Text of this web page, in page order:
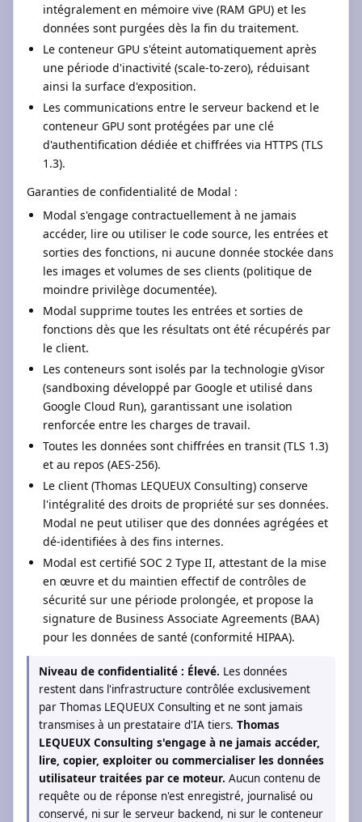
intégralement en mémoire vive (RAM GPU) et les
données sont purgées dès la fin du traitement.
Le conteneur GPU s'éteint automatiquement après
une période d'inactivité (scale-to-zero), réduisant
ainsi la surface d'exposition.
Les communications entre le serveur backend et le
conteneur GPU sont protégées par une clé
d'authentification dédiée et chiffrées via HTTPS (TLS
1.3).
Garanties de confidentialité de Modal :
Modal s'engage contractuellement à ne jamais
accéder, lire ou utiliser le code source, les entrées et
sorties des fonctions, ni aucune donnée stockée dans
les images et volumes de ses clients (politique de
moindre privilège documentée).
Modal supprime toutes les entrées et sorties de
fonctions dès que les résultats ont été récupérés par
le client.
Les conteneurs sont isolés par la technologie gVisor
(sandboxing développé par Google et utilisé dans
Google Cloud Run), garantissant une isolation
renforcée entre les charges de travail.
Toutes les données sont chiffrées en transit (TLS 1.3)
et au repos (AES-256).
Le client (Thomas LEQUEUX Consulting) conserve
l'intégralité des droits de propriété sur ses données.
Modal ne peut utiliser que des données agrégées et
dé-identifiées à des fins internes.
Modal est certifié SOC 2 Type II, attestant de la mise
en œuvre et du maintien effectif de contrôles de
sécurité sur une période prolongée, et propose la
signature de Business Associate Agreements (BAA)
pour les données de santé (conformité HIPAA).
Niveau de confidentialité : Élevé. Les données
restent dans l'infrastructure contrôlée exclusivement
par Thomas LEQUEUX Consulting et ne sont jamais
transmises à un prestataire d'IA tiers. Thomas
LEQUEUX Consulting s'engage à ne jamais accéder,
lire, copier, exploiter ou commercialiser les données
utilisateur traitées par ce moteur. Aucun contenu de
requête ou de réponse n'est enregistré, journalisé ou
conservé, ni sur le serveur backend, ni sur le conteneur